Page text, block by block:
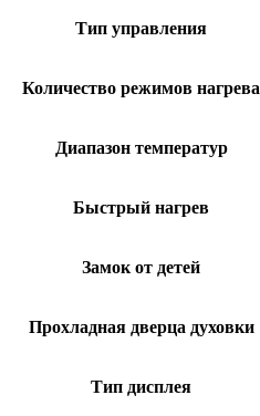
Тип управления
Количество режимов нагрева
Диапазон температур
Быстрый нагрев
Замок от детей
Прохладная дверца духовки
Тип дисплея